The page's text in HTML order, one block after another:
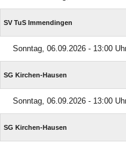
SV TuS Immendingen
Sonntag, 06.09.2026 - 13:00
SG Kirchen-Hausen
Sonntag, 06.09.2026 - 13:00
SG Kirchen-Hausen